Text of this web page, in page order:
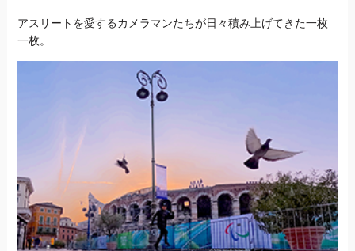
アスリートを愛するカメラマンたちが日々積み上げてきた一枚
一枚。